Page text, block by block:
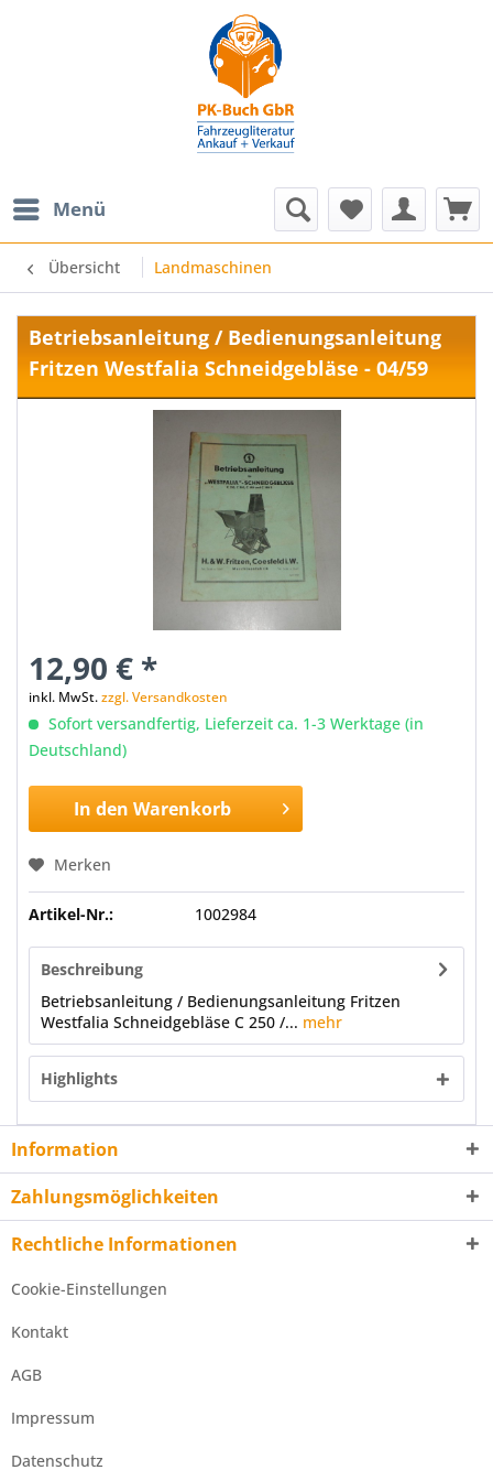
Menü
Übersicht Landmaschinen
Betriebsanleitung / Bedienungsanleitung
Fritzen Westfalia Schneidgebläse - 04/59
12,90 € *
inkl. MwSt.zzgl. Versandkosten
Sofort versandfertig, Lieferzeit ca. 1-3 Werktage (in
Deutschland)
In den Warenkorb
Merken
Artikel-Nr.: 1002984
Beschreibung
Betriebsanleitung / Bedienungsanleitung Fritzen
Westfalia Schneidgebläse C 250 /... mehr
Highlights
Information
Zahlungsmöglichkeiten
Rechtliche Informationen
Cookie-Einstellungen
Kontakt
AGB
Impressum
Datenschutz